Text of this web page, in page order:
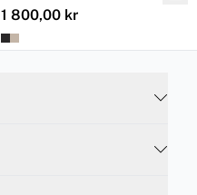
1 800,00 kr